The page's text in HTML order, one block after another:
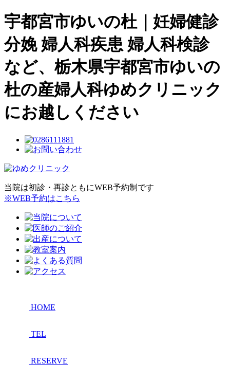
宇都宮市ゆいの杜｜妊婦健診
分娩 婦人科疾患 婦人科検診
など、栃木県宇都宮市ゆいの
杜の産婦人科ゆめクリニック
にお越しください
当院は初診・再診ともにWEB予約制です
※WEB予約はこちら
HOME
TEL
RESERVE